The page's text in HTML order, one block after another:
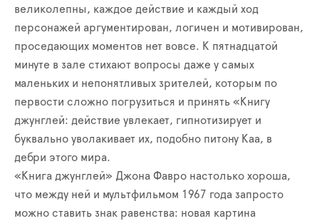
великолепны, каждое действие и каждый ход
персонажей аргументирован, логичен и мотивирован,
проседающих моментов нет вовсе. К пятнадцатой
минуте в зале стихают вопросы даже у самых
маленьких и непонятливых зрителей, которым по
первости сложно погрузиться и принять «Книгу
джунглей: действие увлекает, гипнотизирует и
буквально уволакивает их, подобно питону Каа, в
дебри этого мира.
«Книга джунглей» Джона Фавро настолько хороша,
что между ней и мультфильмом 1967 года запросто
можно ставить знак равенства: новая картина